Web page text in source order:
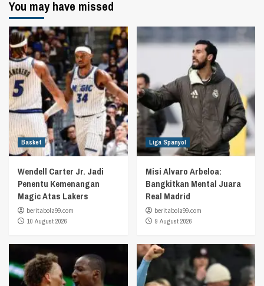
You may have missed
Basket
Wendell Carter Jr. Jadi
Penentu Kemenangan
Magic Atas Lakers
beritabola99.com
10 August 2026
Liga Spanyol
Misi Alvaro Arbeloa:
Bangkitkan Mental Juara
Real Madrid
beritabola99.com
9 August 2026